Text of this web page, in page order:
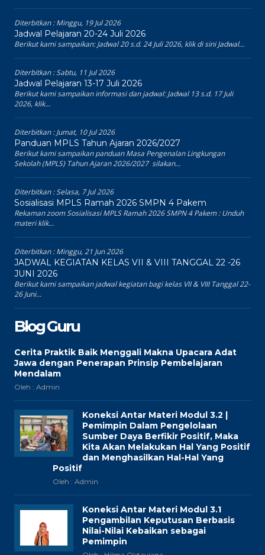
Diterbitkan :Minggu, 19 Jul 2026
Jadwal Pelajaran 20-24 Juli 2026
Berikut kami sampaikan: Jadwal 20 s.d. 24 Juli 2026, klik di sini Jadwal...
Diterbitkan :Sabtu, 11 Jul 2026
Jadwal Pelajaran 13-17 Juli 2026
Berikut kami sampaikan informasi dan jadwal: Jadwal 13 s.d. 17 Juli
2026, klik...
Diterbitkan :Jumat, 10 Jul 2026
Panduan MPLS Tahun Ajaran 2026/2027
Berikut kami sampaikan panduan Masa Pengenalan Lingkungan
Sekolah (MPLS) Tahun Ajaran 2026/2027 silakan...
Diterbitkan :Selasa, 7 Jul 2026
Sosialisasi MPLS Ramah 2026 SMPN 4 Pakem
Rekaman zoom Sosialisasi MPLS Ramah 2026 SMPN 4 Pakem : Unduh
materi klik...
Diterbitkan :Minggu, 21 Jun 2026
JADWAL KEGIATAN KELAS VII & VIII TANGGAL 22 -26
JUNI 2026
Berikut kami sampaikan jadwal kegiatan bagi kelas VII & VIII Tanggal 22-
26 Juni...
Blog Guru
Cerita Praktik Baik Menggali Makna Upacara Adat
Jawa dengan Penerapan Prinsip Pembelajaran
Mendalam
Oleh : Admin
Koneksi Antar Materi Modul 3.2 |
Pemimpin Dalam Pengelolaan
Sumber Daya Berfikir Positif, Maka
Kita Akan Melakukan Hal Yang Positif
dan Menghasilkan Hal-Hal Yang
Positif
Oleh : Admin
Koneksi Antar Materi Modul 3.1
Pengambilan Keputusan Berbasis
Nilai-Nilai Kebaikan sebagai
Pemimpin